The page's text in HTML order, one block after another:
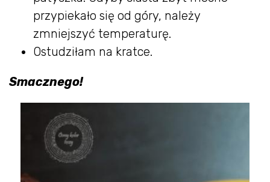
przypiekało się od góry, należy
zmniejszyć temperaturę.
Ostudziłam na kratce.
Smacznego!